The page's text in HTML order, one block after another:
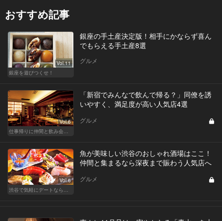
おすすめ記事
Vol.11
銀座を遊びつくせ！
銀座の手土産決定版！相手にかならず喜ん
でもらえる手土産8選
グルメ
Vol.6
仕事帰りに仲間と飲み会！丸の内・品川・新宿の人気店
「新宿でみんなで飲んで帰る？」同僚を誘
いやすく、満足度が高い人気店4選
グルメ
Vol.6
渋谷で気軽にデートならここ！ディナーにおすすめのセンスが良い人気店
魚が美味しい渋谷のおしゃれ酒場はここ！
仲間と集まるなら深夜まで賑わう人気店へ
グルメ